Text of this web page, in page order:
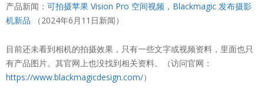
产品新闻： 可拍摄苹果 Vision Pro 空间视频，Blackmagic 发布摄影
机新品 （2024年6月11日新闻）
目前还未看到相机的拍摄效果，只有一些文字或视频资料，里面也只
有产品图片。其官网上也没找到相关资料。（访问官网：
https://www.blackmagicdesign.com/）